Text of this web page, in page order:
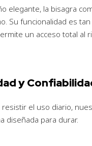
elegante, la bisagra
Su funcionalidad es
un acceso total al
y
resistir el uso diario,
diseñada para durar.